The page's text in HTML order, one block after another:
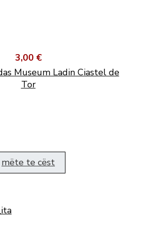
3,00 €
Museum Ladin Ciastel de
Tor
mëte te cëst